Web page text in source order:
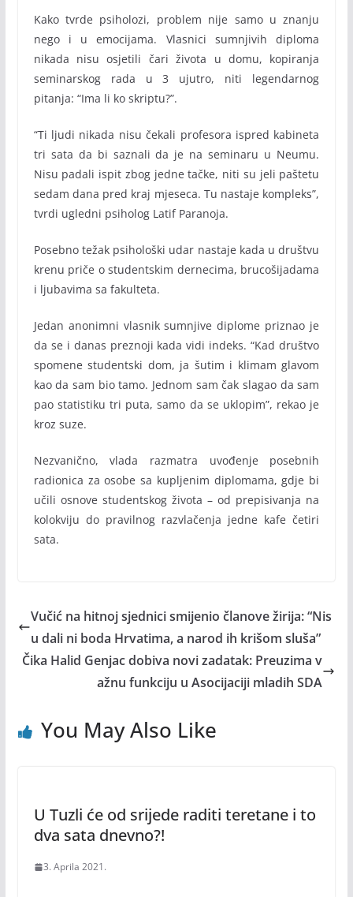
Kako tvrde psiholozi, problem nije samo u znanju
nego i u emocijama. Vlasnici sumnjivih diploma
nikada nisu osjetili čari života u domu, kopiranja
seminarskog rada u 3 ujutro, niti legendarnog
pitanja: “Ima li ko skriptu?”.
“Ti ljudi nikada nisu čekali profesora ispred kabineta
tri sata da bi saznali da je na seminaru u Neumu.
Nisu padali ispit zbog jedne tačke, niti su jeli paštetu
sedam dana pred kraj mjeseca. Tu nastaje kompleks”,
tvrdi ugledni psiholog Latif Paranoja.
Posebno težak psihološki udar nastaje kada u društvu
krenu priče o studentskim dernecima, brucošijadama
i ljubavima sa fakulteta.
Jedan anonimni vlasnik sumnjive diplome priznao je
da se i danas preznoji kada vidi indeks. “Kad društvo
spomene studentski dom, ja šutim i klimam glavom
kao da sam bio tamo. Jednom sam čak slagao da sam
pao statistiku tri puta, samo da se uklopim”, rekao je
kroz suze.
Nezvanično, vlada razmatra uvođenje posebnih
radionica za osobe sa kupljenim diplomama, gdje bi
učili osnove studentskog života – od prepisivanja na
kolokviju do pravilnog razvlačenja jedne kafe četiri
sata.
Vučić na hitnoj sjednici smijenio članove žirija: “Nis
u dali ni boda Hrvatima, a narod ih krišom sluša”
Čika Halid Genjac dobiva novi zadatak: Preuzima v
ažnu funkciju u Asocijaciji mladih SDA
You May Also Like
U Tuzli će od srijede raditi teretane i to
dva sata dnevno?!
3. Aprila 2021.